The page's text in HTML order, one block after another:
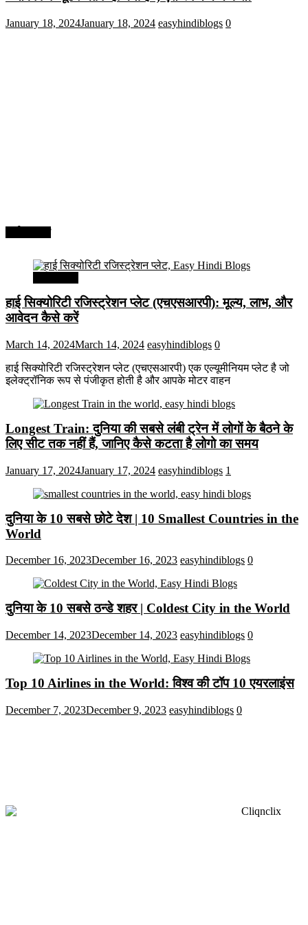
January 18, 2024January 18, 2024 easyhindiblogs 0
हाई सिक्योरिटी रजिस्ट्रेशन प्लेट (एचएसआरपी): मूल्य, लाभ, और
आवेदन कैसे करें
March 14, 2024March 14, 2024 easyhindiblogs 0
हाई सिक्योरिटी रजिस्ट्रेशन प्लेट (एचएसआरपी) एक एल्यूमीनियम प्लेट है जो
इलेक्ट्रॉनिक रूप से पंजीकृत होती है और आपके मोटर वाहन
Longest Train: दुनिया की सबसे लंबी ट्रेन में लोगों के बैठने के
लिए सीट तक ​​नहीं हैं, जानिए कैसे कटता है लोगो का समय
January 17, 2024January 17, 2024 easyhindiblogs 1
दुनिया के 10 सबसे छोटे देश | 10 Smallest Countries in the
World
December 16, 2023December 16, 2023 easyhindiblogs 0
दुनिया के 10 सबसे ठन्डे शहर | Coldest City in the World
December 14, 2023December 14, 2023 easyhindiblogs 0
Top 10 Airlines in the World: विश्व की टॉप 10 एयरलाइंस
December 7, 2023December 9, 2023 easyhindiblogs 0